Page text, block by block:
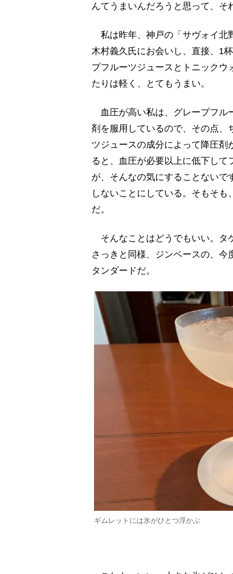
んてうまいんだろうと思って、そ
私は昨年、神戸の「サヴォイ北
木村義久氏にお会いし、直接、1
プフルーツジュースとトニックウ
たりは軽く、とてもうまい。
血圧が高い私は、グレープフル
剤を服用しているので、その点、
ツジュースの成分によって降圧剤
ると、血圧が必要以上に低下し
が、そんなの気にすることないで
しないことにしている。そもそ
だ。
そんなことはどうでもいい。タ
さっきと同様、ジンベースの、
タンダードだ。
ギムレットには氷がひとつ浮かぶ